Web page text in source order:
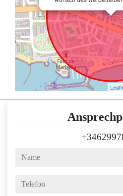
name
telefon